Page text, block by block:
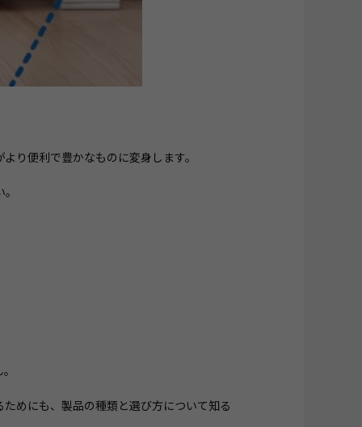
り便利で豊かなものに変身します。
めにも、製品の種類と選び方について知る